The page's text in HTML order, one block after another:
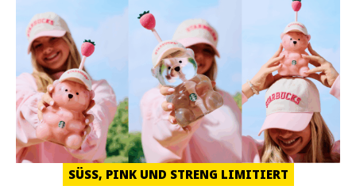
SÜSS, PINK UND STRENG LIMITIERT